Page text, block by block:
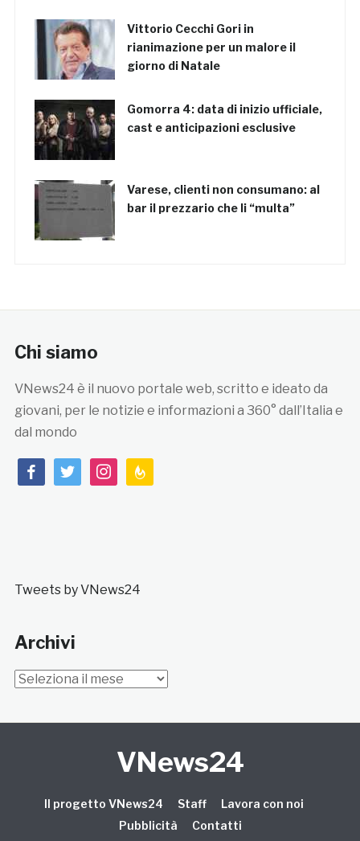
Vittorio Cecchi Gori in
rianimazione per un malore il
giorno di Natale
Gomorra 4: data di inizio ufficiale,
cast e anticipazioni esclusive
Varese, clienti non consumano: al
bar il prezzario che li “multa”
Chi siamo
VNews24 è il nuovo portale web, scritto e ideato da
giovani, per le notizie e informazioni a 360° dall’Italia e
dal mondo
facebooktwitterinstagramfeedburner
Tweets by VNews24
Archivi
Archivi
VNews24
Il progetto VNews24 Staff
Lavora con noi
Pubblicità
Contatti